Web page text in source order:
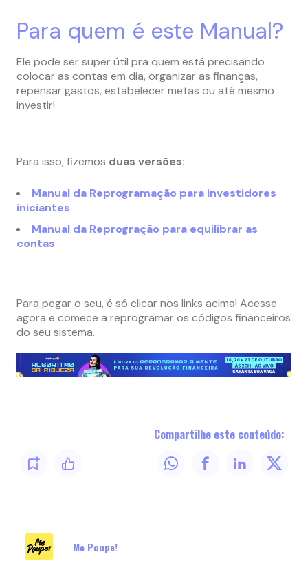
Para quem é este Manual?
Ele pode ser super útil pra quem está precisando
colocar as contas em dia, organizar as finanças,
repensar gastos, estabelecer metas ou até mesmo
investir!
Para isso, fizemos duas versões:
Manual da Reprogramação para investidores
iniciantes
Manual da Reprogração para equilibrar as
contas
Para pegar o seu, é só clicar nos links acima! Acesse
agora e comece a reprogramar os códigos financeiros
do seu sistema.
Compartilhe este conteúdo:
Me Poupe!